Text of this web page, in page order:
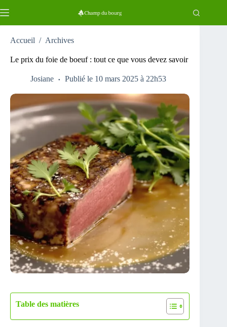
au
Accueil / Archives
Le prix du foie de boeuf : tout ce que vous devez savoir
Josiane Publié le 10 mars 2025 à 22h53
Table des matières